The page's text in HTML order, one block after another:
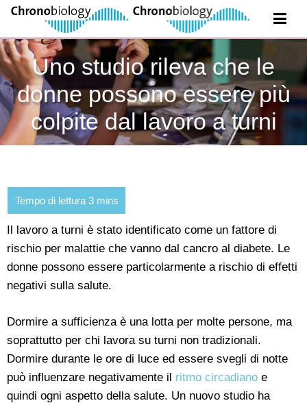
Uno studio rileva che le
donne possono essere più
colpite dal lavoro a turni
Il lavoro a turni è stato identificato come un fattore di
rischio per malattie che vanno dal cancro al diabete. Le
donne possono essere particolarmente a rischio di effetti
negativi sulla salute.
Dormire a sufficienza è una lotta per molte persone, ma
soprattutto per chi lavora su turni non tradizionali.
Dormire durante le ore di luce ed essere svegli di notte
può influenzare negativamente il ritmo circadiano e
quindi ogni aspetto della salute. Un nuovo studio ha